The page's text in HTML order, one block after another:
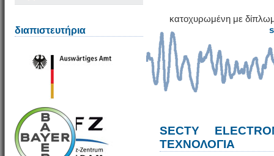
διαπιστευτήρια
κατοχυρωμένη με
SECTY
ΤΕΧΝΟΛΟΓΙΑ